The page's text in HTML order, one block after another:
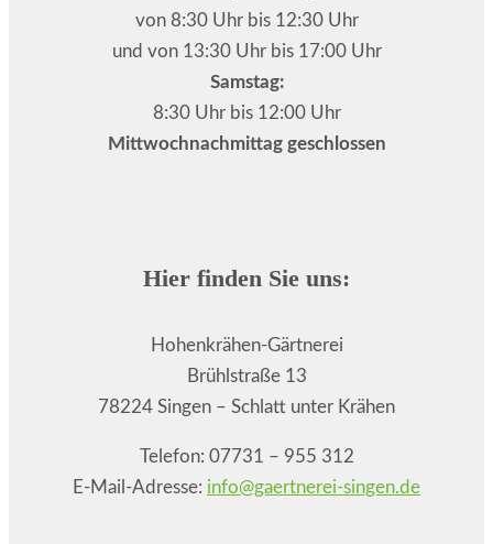
von 8:30 Uhr bis 12:30 Uhr
und von 13:30 Uhr bis 17:00 Uhr
Samstag:
8:30 Uhr bis 12:00 Uhr
Mittwochnachmittag geschlossen
Hier finden Sie uns:
Hohenkrähen-Gärtnerei
Brühlstraße 13
78224 Singen – Schlatt unter Krähen
Telefon: 07731 – 955 312
E-Mail-Adresse: info@gaertnerei-singen.de